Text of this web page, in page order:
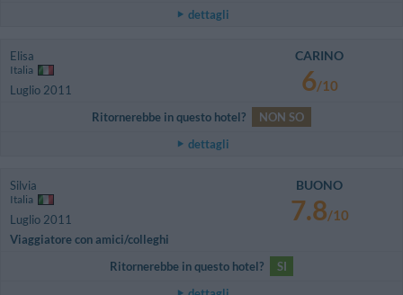
dettagli
Elisa
Italia
Luglio 2011
CARINO
6/10
Ritornerebbe in questo hotel?
NON SO
dettagli
Silvia
Italia
Luglio 2011
Viaggiatore con amici/colleghi
BUONO
7.8/10
Ritornerebbe in questo hotel?
SI